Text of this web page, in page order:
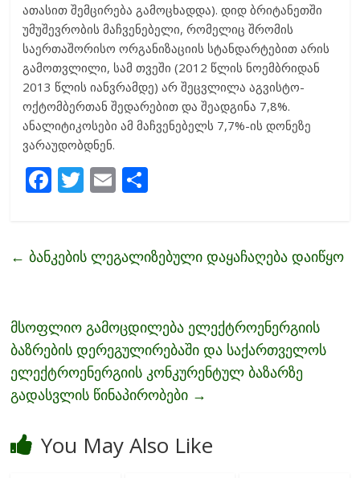
ათასით შემცირება გამოცხადდა). დიდ ბრიტანეთში
უმუშევრობის მაჩვენებელი, რომელიც შრომის
საერთაშორისო ორგანიზაციის სტანდარტებით არის
გამოთვლილი, სამ თვეში (2012 წლის ნოემბრიდან
2013 წლის იანვრამდე) არ შეცვლილა აგვისტო-
ოქტომბერთან შედარებით და შეადგინა 7,8%.
ანალიტიკოსები ამ მაჩვენებელს 7,7%-ის დონეზე
ვარაუდობდნენ.
F
b
k
T
er
E
l e
← ბანკების ლეგალიზებული დაყაჩაღება დაიწყო
მსოფლიო გამოცდილება ელექტროენერგიის
ბაზრების დერეგულირებაში და საქართველოს
ელექტროენერგიის კონკურენტულ ბაზარზე
გადასვლის წინაპირობები →
You May Also Like